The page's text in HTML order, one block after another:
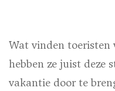
Wat vinden toeristen
hebben ze juist deze
vakantie door te